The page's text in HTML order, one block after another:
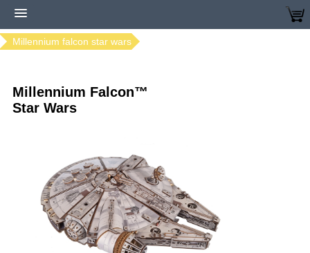
Home
Millennium falcon star wars
Millennium Falcon™
Star Wars